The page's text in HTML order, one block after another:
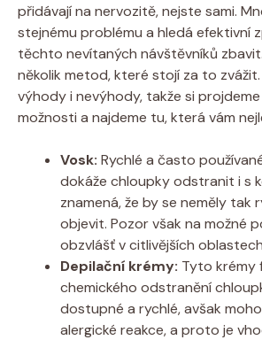
přidávají na nervozitě, nejste sami.
stejnému problému a hledá efektivní
těchto nevítaných návštěvníků
několik metod, které stojí za to zvážit.
výhody i nevýhody, takže si
možnosti a najdeme tu, která vám
Vosk: Rychlé a často
dokáže chloupky odstranit i s
znamená, že by se neměly tak
objevit. Pozor však na možné
obzvlášť v citlivějších
Depilační krémy: Tyto krémy
chemického odstranění
dostupné a rychlé, avšak
alergické reakce, a proto je